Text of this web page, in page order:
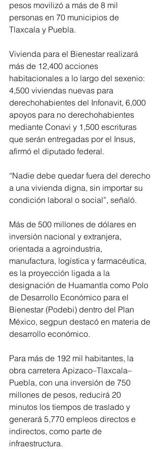
pesos movilizó a más de 8 mil
personas en 70 municipios de
Tlaxcala y Puebla.
Vivienda para el Bienestar realizará
más de 12,400 acciones
habitacionales a lo largo del sexenio:
4,500 viviendas nuevas para
derechohabientes del Infonavit, 6,000
apoyos para no derechohabientes
mediante Conavi y 1,500 escrituras
que serán entregadas por el Insus,
afirmó el diputado federal.
“Nadie debe quedar fuera del derecho
a una vivienda digna, sin importar su
condición laboral o social”, señaló.
Más de 500 millones de dólares en
inversión nacional y extranjera,
orientada a agroindustria,
manufactura, logística y farmacéutica,
es la proyección ligada a la
designación de Huamantla como Polo
de Desarrollo Económico para el
Bienestar (Podebi) dentro del Plan
México, segpun destacó en materia de
desarrollo económico.
Para más de 192 mil habitantes, la
obra carretera Apizaco–Tlaxcala–
Puebla, con una inversión de 750
millones de pesos, reducirá 20
minutos los tiempos de traslado y
generará 5,770 empleos directos e
indirectos, como parte de
infraestructura.